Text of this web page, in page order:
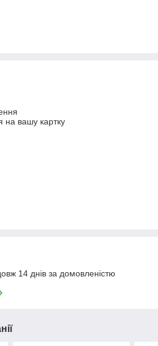
на вашу картку
14 днів за домовленістю